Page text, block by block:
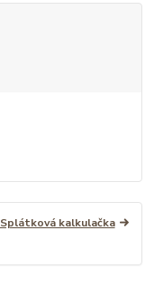
Splátková kalkulačka